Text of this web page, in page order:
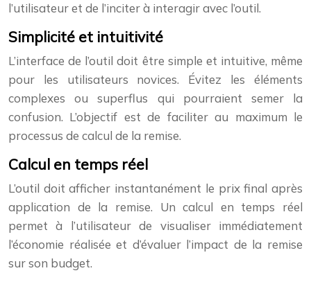
l’utilisateur et de l’inciter à interagir avec l’outil.
Simplicité et intuitivité
L’interface de l’outil doit être simple et intuitive, même
pour les utilisateurs novices. Évitez les éléments
complexes ou superflus qui pourraient semer la
confusion. L’objectif est de faciliter au maximum le
processus de calcul de la remise.
Calcul en temps réel
L’outil doit afficher instantanément le prix final après
application de la remise. Un calcul en temps réel
permet à l’utilisateur de visualiser immédiatement
l’économie réalisée et d’évaluer l’impact de la remise
sur son budget.